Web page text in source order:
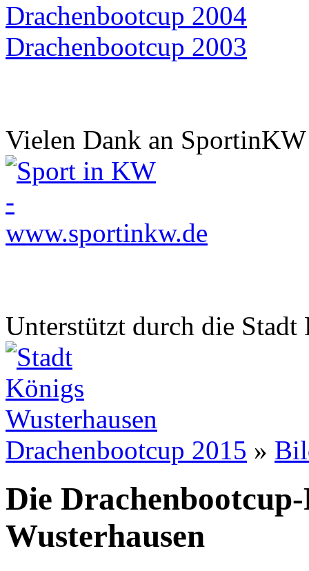
Drachenbootcup 2004
Drachenbootcup 2003
Vielen Dank an SportinKW
Unterstützt durch die Stadt
Drachenbootcup 2015 »
Die
Wusterhausen